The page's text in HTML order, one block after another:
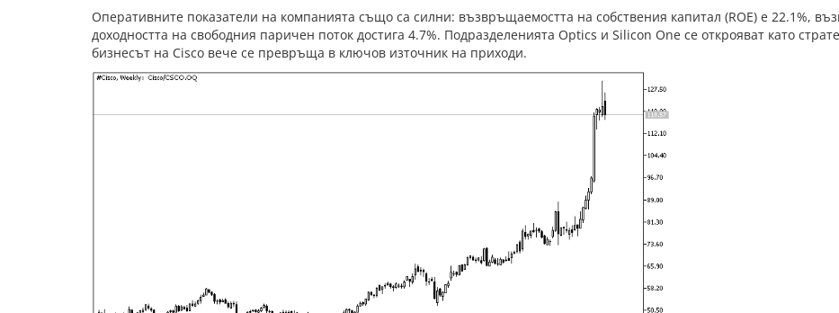
Оперативните показатели на компанията също са силни: възвръщаемостта на собствения капитал (ROE) е 22.1%,
доходността на свободния паричен поток достига 4.7%. Подразделенията Optics и Silicon One се открояват като
бизнесът на Cisco вече се превръща в ключов източник на приходи.